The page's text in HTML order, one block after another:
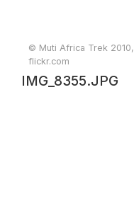
© Muti Africa Trek 2010,
flickr.com
IMG_8355.JPG